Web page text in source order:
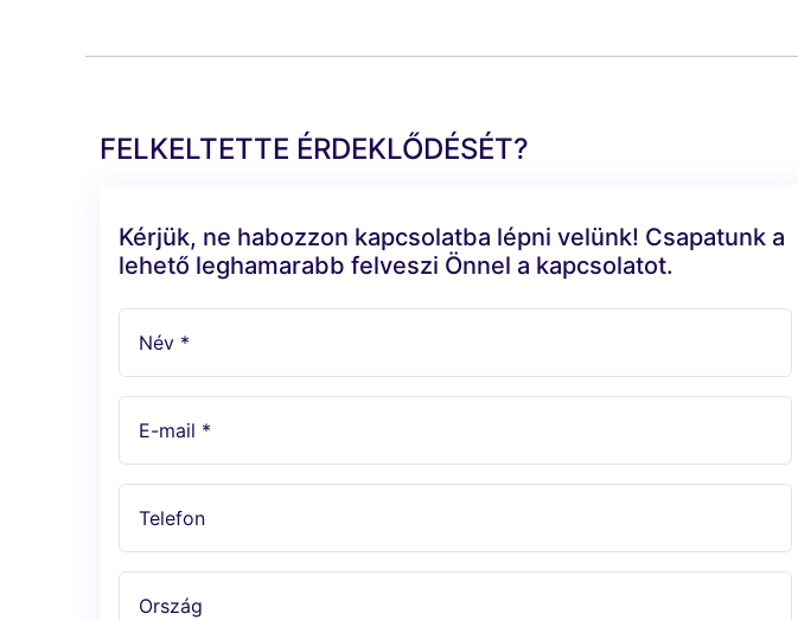
FELKELTETTE ÉRDEKLŐDÉSÉT?
Kérjük, ne habozzon kapcsolatba lépni velünk! Csapatunk a
lehető leghamarabb felveszi Önnel a kapcsolatot.
Név *
E-mail *
Telefon
Ország